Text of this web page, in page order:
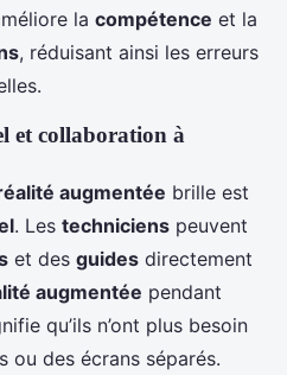
la compétence et la
, réduisant ainsi les erreurs
et collaboration à
augmentée brille est
. Les techniciens peuvent
et des guides directement
augmentée pendant
qu’ils n’ont plus besoin
ou des écrans séparés.